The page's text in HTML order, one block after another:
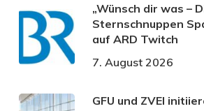
„Wünsch dir was –
Sternschnuppen
auf ARD Twitch
7. August 2026
GFU und ZVEI